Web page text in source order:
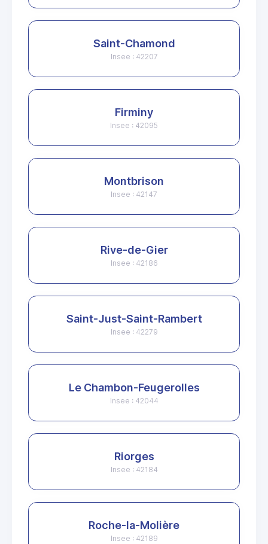
Saint-Chamond
Insee : 42207
Firminy
Insee : 42095
Montbrison
Insee : 42147
Rive-de-Gier
Insee : 42186
Saint-Just-Saint-Rambert
Insee : 42279
Le Chambon-Feugerolles
Insee : 42044
Riorges
Insee : 42184
Roche-la-Molière
Insee : 42189